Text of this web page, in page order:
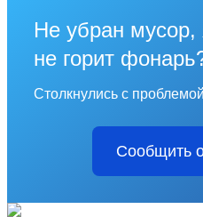
Не убран мусор,
не горит
Столкнулись с
Сообщить